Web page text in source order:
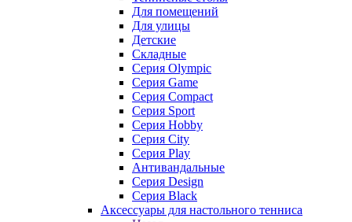
Для помещений
Для улицы
Детские
Складные
Серия Olympic
Серия Game
Серия Compact
Серия Sport
Серия Hobby
Серия City
Серия Play
Антивандальные
Серия Design
Серия Black
Аксессуары для настольного тенниса